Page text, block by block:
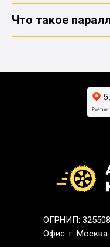
Что такое
ОГРНИП:
Офис: г.